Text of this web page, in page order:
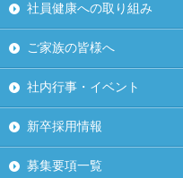
社員健康への取り組み
ご家族の皆様へ
社内行事・イベント
新卒採用情報
募集要項一覧